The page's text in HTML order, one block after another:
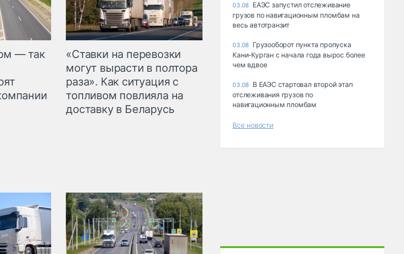
— так
«Ставки на перевозки
могут вырасти в полтора
раза». Как ситуация с
топливом повлияла на
доставку в Беларусь
03.08 ЕАЭС запустил отслеживание
грузов по навигационным пломбам на
весь автотранзит
03.08 Грузооборот пункта пропуска
Кани-Курган с начала года вырос более
чем вдвое
03.08 В ЕАЭС стартовал второй этап
отслеживания грузов по
навигационным пломбам
Все новости